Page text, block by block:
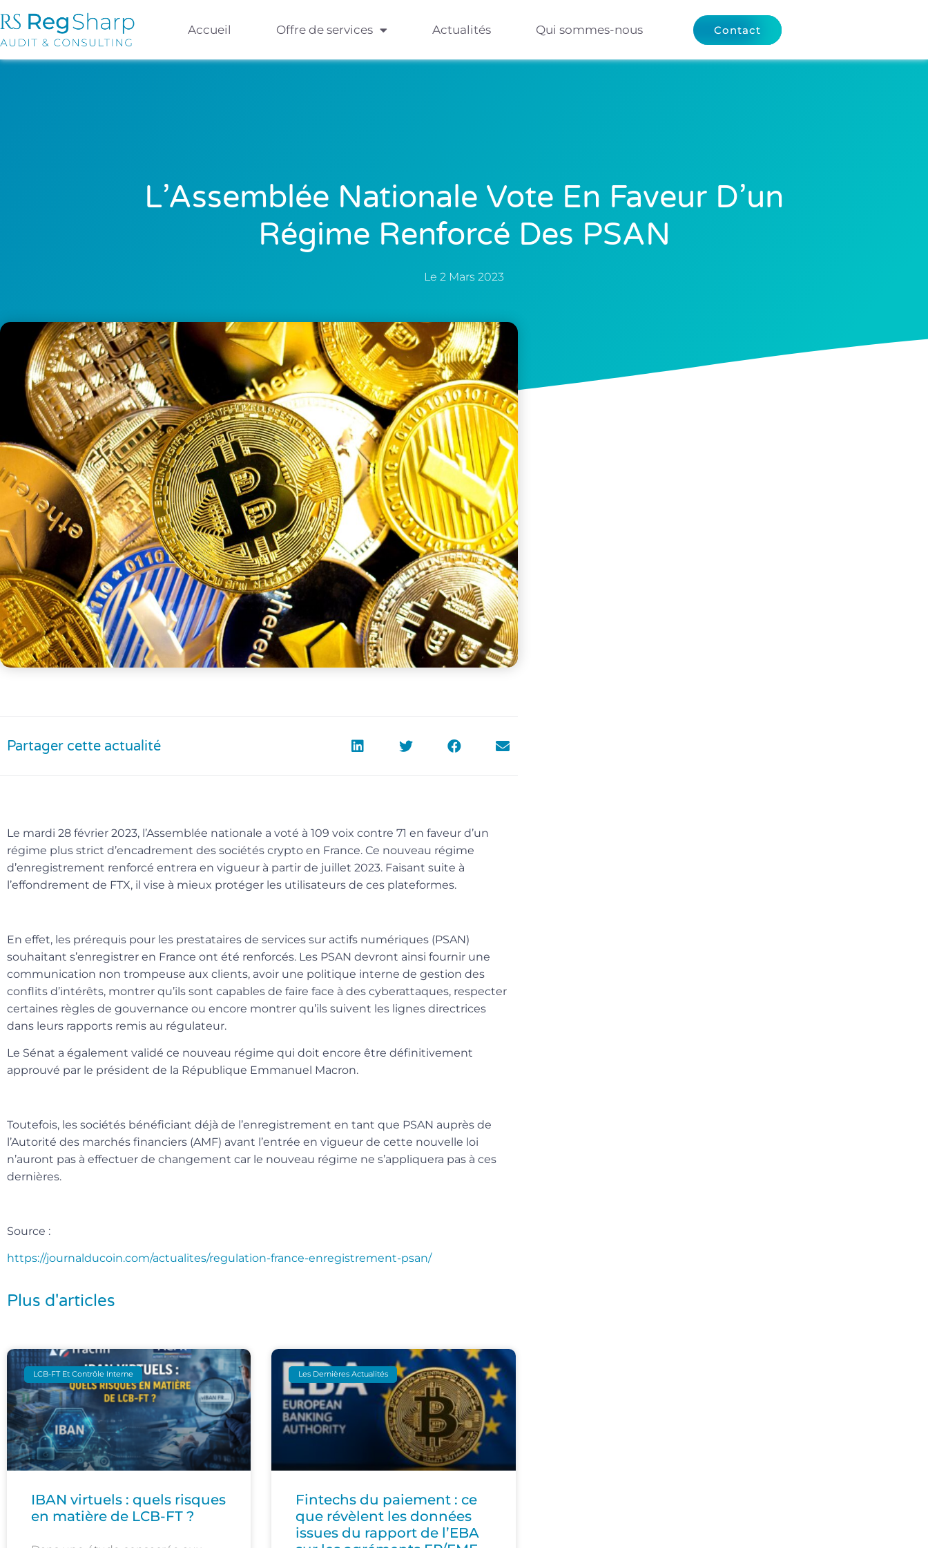
Accueil Offre de services Actualités Qui sommes-nous Contact
L’Assemblée Nationale Vote En Faveur D’un
Régime Renforcé Des PSAN
Le 2 Mars 2023
Partager cette actualité
Le mardi 28 février 2023, l’Assemblée nationale a voté à 109 voix contre 71 en faveur d’un
régime plus strict d’encadrement des sociétés crypto en France. Ce nouveau régime
d’enregistrement renforcé entrera en vigueur à partir de juillet 2023. Faisant suite à
l’effondrement de FTX, il vise à mieux protéger les utilisateurs de ces plateformes.
En effet, les prérequis pour les prestataires de services sur actifs numériques (PSAN)
souhaitant s’enregistrer en France ont été renforcés. Les PSAN devront ainsi fournir une
communication non trompeuse aux clients, avoir une politique interne de gestion des
conflits d’intérêts, montrer qu’ils sont capables de faire face à des cyberattaques, respecter
certaines règles de gouvernance ou encore montrer qu’ils suivent les lignes directrices
dans leurs rapports remis au régulateur.
Le Sénat a également validé ce nouveau régime qui doit encore être définitivement
approuvé par le président de la République Emmanuel Macron.
Toutefois, les sociétés bénéficiant déjà de l’enregistrement en tant que PSAN auprès de
l’Autorité des marchés financiers (AMF) avant l’entrée en vigueur de cette nouvelle loi
n’auront pas à effectuer de changement car le nouveau régime ne s’appliquera pas à ces
dernières.
Source :
https://journalducoin.com/actualites/regulation-france-enregistrement-psan/
Plus d'articles
LCB-FT Et Contrôle Interne
IBAN virtuels : quels risques
en matière de LCB-FT ?
Les Dernières Actualités
Fintechs du paiement : ce
que révèlent les données
issues du rapport de l’EBA